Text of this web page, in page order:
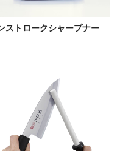
ストロークシャープナー